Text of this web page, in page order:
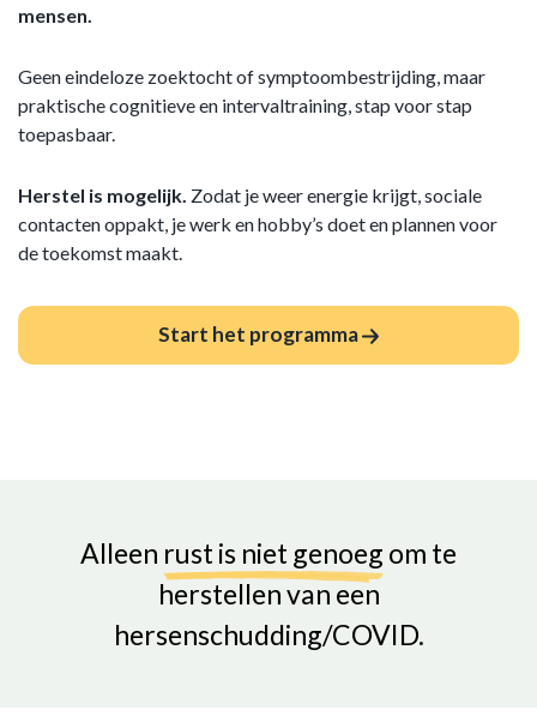
mensen.
Geen eindeloze zoektocht of symptoombestrijding, maar
praktische cognitieve en intervaltraining, stap voor stap
toepasbaar.
Herstel is mogelijk. Zodat je weer energie krijgt, sociale
contacten oppakt, je werk en hobby’s doet en plannen voor
de toekomst maakt.
Start het programma
Alleen rust is niet genoeg om te
herstellen van een
hersenschudding/COVID.